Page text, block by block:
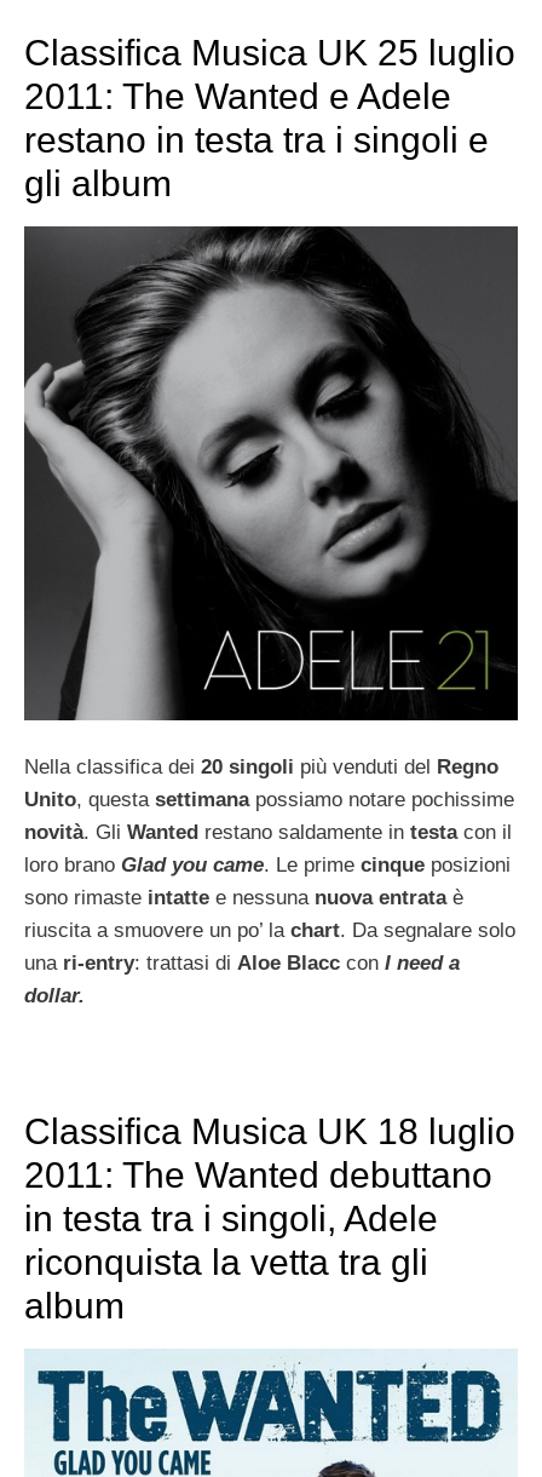
Classifica Musica UK 25 luglio
2011: The Wanted e Adele
restano in testa tra i singoli e
gli album
Nella classifica dei 20 singoli più venduti del
Regno
Unito, questa settimana possiamo notare pochissime
novità. Gli Wanted restano saldamente in testa con il
loro brano Glad you came. Le prime cinque posizioni
sono rimaste intatte e nessuna nuova entrataè
riuscita a smuovere un po’ la chart. Da segnalare solo
unari-entry: trattasi di Aloe Blacc con I need a
dollar.
Classifica Musica UK 18 luglio
2011: The Wanted debuttano
in testa tra i singoli, Adele
riconquista la vetta tra gli
album